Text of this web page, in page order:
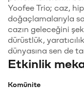
Yoofee Trio; caz,
doğaçlamalarıyla
cazın geleceğini
dürüstlük,
dünyasına sen de
Etkinlik
Komünite